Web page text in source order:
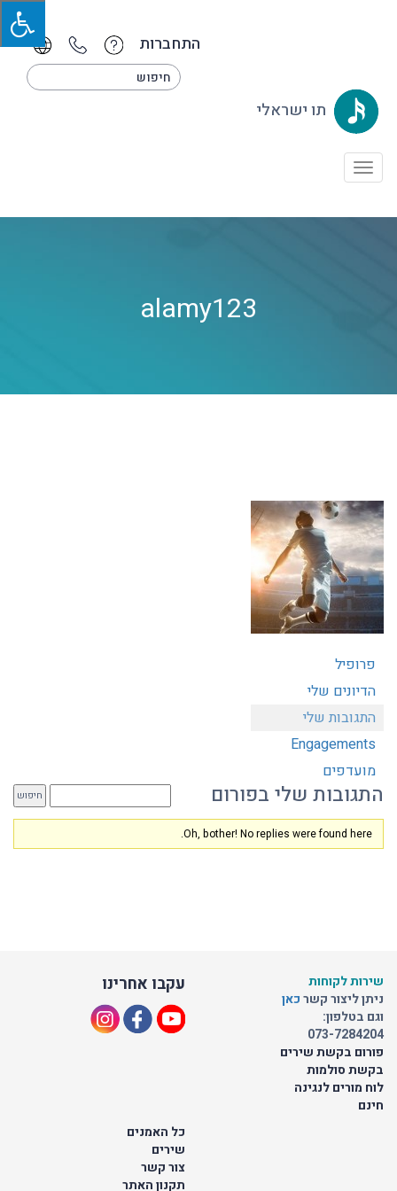
התחברות
תו ישראלי
Toggle
alamy123
פרופיל
הדיונים שלי
התגובות שלי
Engagements
מועדפים
התגובות שלי בפורום
Oh, bother! No replies were found here.
עקבו אחרינו
שירות לקוחות
ניתן ליצור קשרכאן
וגם בטלפון:
073-7284204
פורום בקשת שירים
בקשת סולמות
לוח מורים לנגינה
חינם
כל האמנים
שירים
צור קשר
תקנון האתר